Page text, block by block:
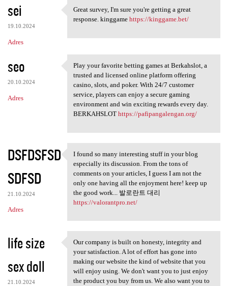
sei
19.10.2024
Adres
Great survey, I'm sure you're
Great survey, I'm sure you're getting a great
response. kinggame https://kinggame.bet/
seo
20.10.2024
Adres
Play your favorite betting
Play your favorite betting games at Berkahslot, a
trusted and licensed online platform offering
casino, slots, and poker. With 24/7 customer
service, players can enjoy a secure gaming
environment and win exciting rewards every day.
BERKAHSLOT https://pafipangalengan.org/
DSFDSFSD
SDFSD
21.10.2024
Adres
I found so many interesting
I found so many interesting stuff in your blog
especially its discussion. From the tons of
comments on your articles, I guess I am not the
only one having all the enjoyment here! keep up
the good work... 발로란트 대리
https://valorantpro.net/
life size
sex doll
21.10.2024
Our company is built on
Our company is built on honesty, integrity and
your satisfaction. A lot of effort has gone into
making our website the kind of website that you
will enjoy using. We don't want you to just enjoy
the product you buy from us. We also want you to